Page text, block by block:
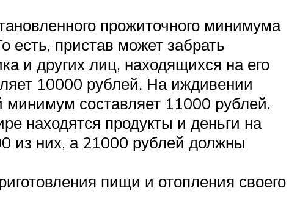
прожиточного минимума
есть, пристав может забрать
и других лиц, находящихся на его
10000 рублей. На иждивении
минимум составляет 11000 рублей.
находятся продукты и деньги на
из них, а 21000 рублей должны
пищи и отопления своего